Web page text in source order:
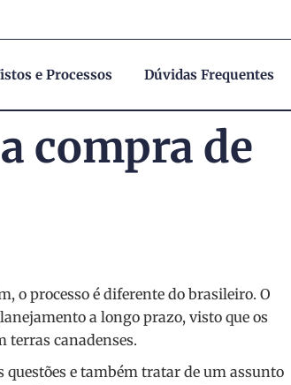
e Processos Dúvidas Frequentes
compra de
o processo é diferente do brasileiro. O
a longo prazo, visto que os
terras canadenses.
questões e também tratar de um assunto